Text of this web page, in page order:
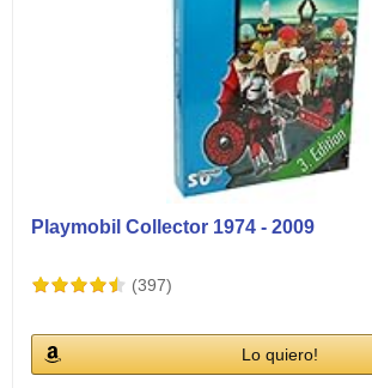
Playmobil Collector 1974 - 2009
(397)
Lo quiero!